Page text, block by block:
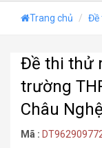
Trang chủ Đề
Đề thi thử
trường
Châu
Mã :